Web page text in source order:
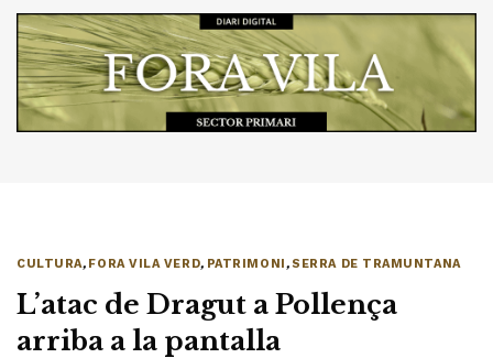
CULTURA, FORA VILA VERD, PATRIMONI,SERRA DE TRAMUNTANA
L’atac de Dragut a Pollença
arriba a la pantalla